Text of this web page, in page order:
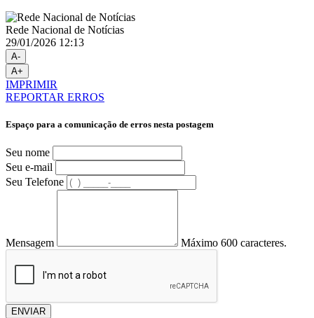
Rede Nacional de Notícias
29/01/2026 12:13
A-
A+
IMPRIMIR
REPORTAR ERROS
Espaço para a comunicação de erros nesta postagem
Seu nome
Seu e-mail
Seu Telefone
Mensagem Máximo 600 caracteres.
ENVIAR